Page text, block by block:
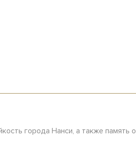
города Нанси, а также память о